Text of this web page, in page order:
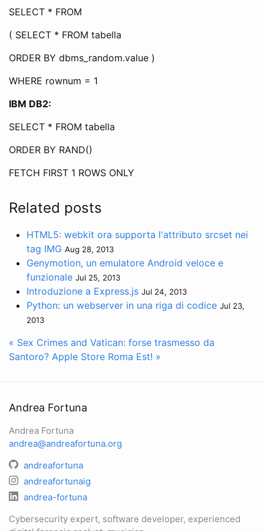
SELECT * FROM
( SELECT * FROM tabella
ORDER BY dbms_random.value )
WHERE rownum = 1
IBM DB2:
SELECT * FROM tabella
ORDER BY RAND()
FETCH FIRST 1 ROWS ONLY
Related posts
HTML5: webkit ora supporta l'attributo srcset nei
tag IMG Aug 28, 2013
Genymotion, un emulatore Android veloce e
funzionale Jul 25, 2013
Introduzione a Express.js Jul 24, 2013
Python: un webserver in una riga di codice Jul 23,
2013
« Sex Crimes and Vatican: forse trasmesso da
Santoro? Apple Store Roma Est! »
Andrea Fortuna
Andrea Fortuna
andrea@andreafortuna.org
andreafortuna
andreafortunaig
andrea-fortuna
Cybersecurity expert, software developer, experienced